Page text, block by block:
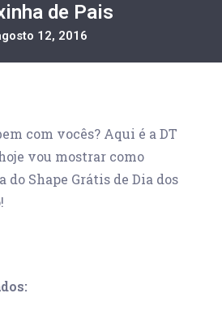
de Pais
12, 2016
com vocês? Aqui é a DT
vou mostrar como
Shape Grátis de Dia dos